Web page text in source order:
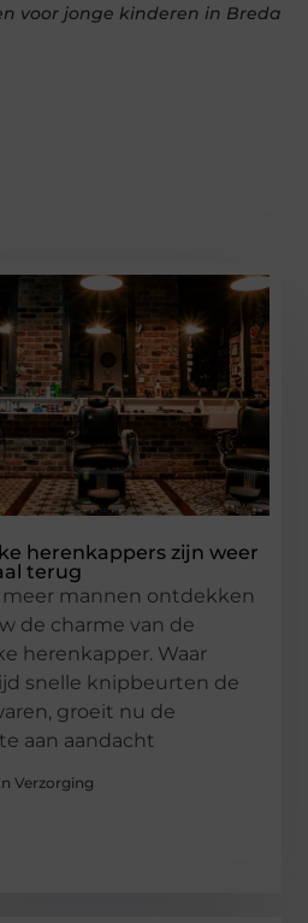
voor jonge kinderen in Breda
herenkappers zijn weer
terug
meer mannen ontdekken
de charme van de
herenkapper. Waar
snelle knipbeurten de
groeit nu de
aan aandacht
Verzorging